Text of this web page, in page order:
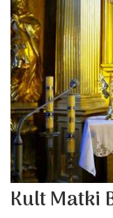
Kult Matki